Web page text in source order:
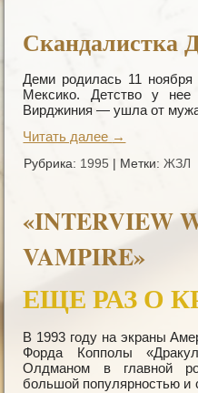
Деми родилась 11
Мексико. Детство у
Вирджиния — ушла от
Читать далее →
Рубрика: 1995 | Метки: ЖЗЛ
«INTERVIEW
VAMPIRE»
ЕЩЕ РАЗ О
В 1993 году на экраны
Форда Копполы
Олдманом в главной
большой популярностью